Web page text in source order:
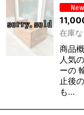
在庫な
商品
人気
ーの
止後
も…